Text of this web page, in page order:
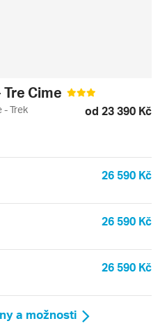
Cime
- Trek od 23 390 Kč
26 590 Kč
26 590 Kč
26 590 Kč
a možnosti